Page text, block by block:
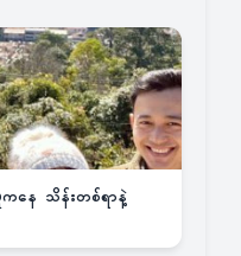
ကနေ သိန်းတစ်ရာနဲ့